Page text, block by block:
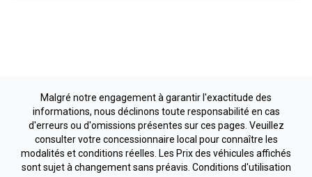
Malgré notre engagement à garantir l'exactitude des
informations, nous déclinons toute responsabilité en cas
d'erreurs ou d'omissions présentes sur ces pages. Veuillez
consulter votre concessionnaire local pour connaître les
modalités et conditions réelles. Les Prix des véhicules affichés
sont sujet à changement sans préavis. Conditions d'utilisation